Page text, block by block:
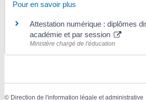
Pour en savoir plus
Attestation numérique : diplômes
académie et par session
Ministère chargé de l'éducation
© Direction de l'information légale et administrative